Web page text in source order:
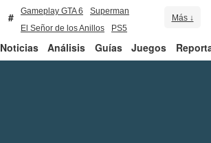
Gameplay GTA 6
Superman
El Señor de los Anillos
PS5
Más ↓
Noticias Análisis Guías Juegos